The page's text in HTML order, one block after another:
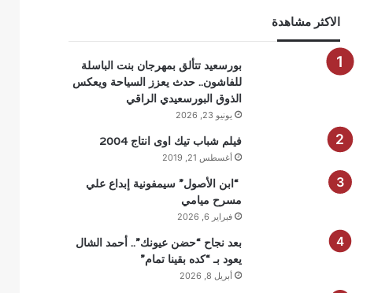
الاكثر مشاهدة
بورسعيد تتألق بمهرجان بنت الباسلة
للفاشون.. حدث يعزز السياحة ويعكس
الذوق البورسعيدي الراقي
يونيو 23, 2026
فيلم شباب تيك اوى انتاج 2004
أغسطس 21, 2019
“ابن الأصول” سيمفونية إبداع علي
مسرح ميامي
فبراير 6, 2026
بعد نجاح “حضن عيونك”.. أحمد الشال
يعود بـ “كده بقينا تمام”
أبريل 8, 2026